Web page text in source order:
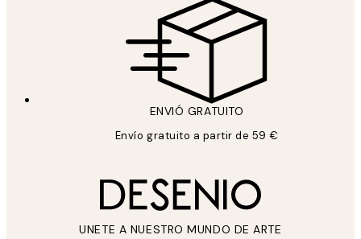
ENVIÓ GRATUITO
Envío gratuito a partir de 59 €
UNETE A NUESTRO MUNDO DE ARTE